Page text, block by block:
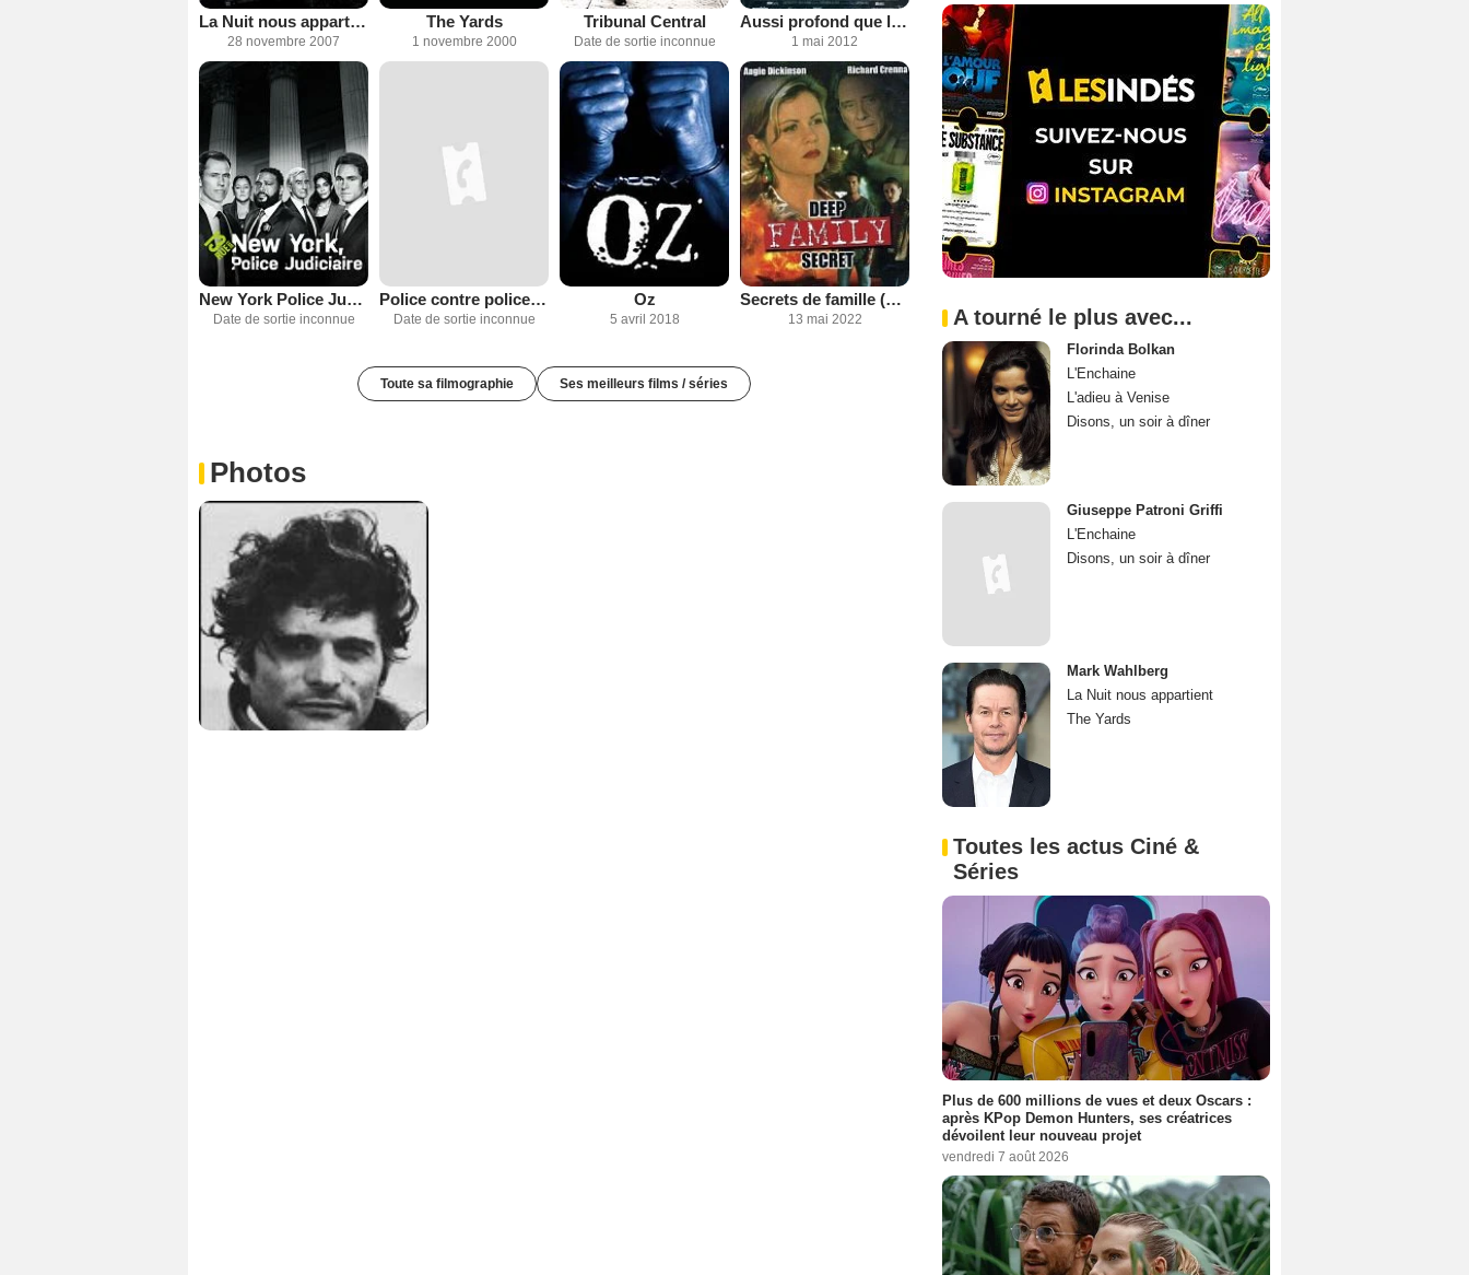
La Nuit nous appartient
28 novembre 2007
The Yards
1 novembre 2000
Tribunal Central
Date de sortie inconnue
Aussi profond que l'océan
1 mai 2012
New York Police Judiciaire
Date de sortie inconnue
Police contre police (TV)
Date de sortie inconnue
Oz
5 avril 2018
Secrets de famille (TV)
13 mai 2022
Toute sa filmographie Ses meilleurs films / séries
Photos
A tourné le plus avec...
Florinda Bolkan
L'Enchaine
L'adieu à Venise
Disons, un soir à dîner
Giuseppe Patroni Griffi
L'Enchaine
Disons, un soir à dîner
Mark Wahlberg
La Nuit nous appartient
The Yards
Toutes les actus Ciné &
Séries
Plus de 600 millions de vues et deux Oscars :
après KPop Demon Hunters, ses créatrices
dévoilent leur nouveau projet
vendredi 7 août 2026